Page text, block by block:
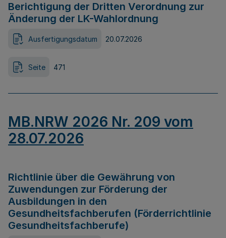
Berichtigung der Dritten Verordnung zur
Änderung der LK-Wahlordnung
Ausfertigungsdatum 20.07.2026
Seite 471
MB.NRW 2026 Nr. 209 vom
28.07.2026
Richtlinie über die Gewährung von
Zuwendungen zur Förderung der
Ausbildungen in den
Gesundheitsfachberufen (Förderrichtlinie
Gesundheitsfachberufe)